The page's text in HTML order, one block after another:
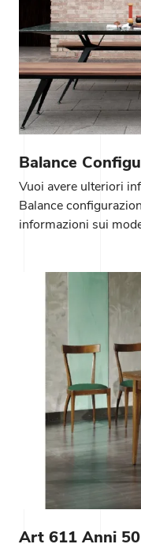
Balance
Vuoi avere ulteriori
Balance
informazioni sui
Art 611 Anni 50